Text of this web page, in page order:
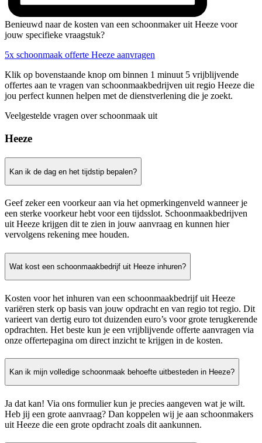
Benieuwd naar de kosten van een schoonmaker uit Heeze voor
jouw specifieke vraagstuk?
5x schoonmaak offerte Heeze aanvragen
Klik op bovenstaande knop om binnen 1 minuut 5 vrijblijvende
offertes aan te vragen van schoonmaakbedrijven uit regio Heeze die
jou perfect kunnen helpen met de dienstverlening die je zoekt.
Veelgestelde vragen over schoonmaak uit
Heeze
Kan ik de dag en het tijdstip bepalen?
Geef zeker een voorkeur aan via het opmerkingenveld wanneer je
een sterke voorkeur hebt voor een tijdsslot. Schoonmaakbedrijven
uit Heeze krijgen dit te zien in jouw aanvraag en kunnen hier
vervolgens rekening mee houden.
Wat kost een schoonmaakbedrijf uit Heeze inhuren?
Kosten voor het inhuren van een schoonmaakbedrijf uit Heeze
variëren sterk op basis van jouw opdracht en van regio tot regio. Dit
varieert van dertig euro tot duizenden euro’s voor grote terugkerende
opdrachten. Het beste kun je een vrijblijvende offerte aanvragen via
onze offertepagina om direct inzicht te krijgen in de kosten.
Kan ik mijn volledige schoonmaak behoefte uitbesteden in Heeze?
Ja dat kan! Via ons formulier kun je precies aangeven wat je wilt.
Heb jij een grote aanvraag? Dan koppelen wij je aan schoonmakers
uit Heeze die een grote opdracht zoals dit aankunnen.